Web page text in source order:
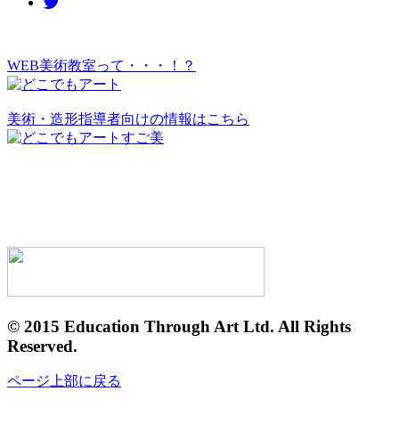
WEB美術教室って・・・！？
美術・造形指導者向けの情報はこちら
© 2015 Education Through Art Ltd. All Rights
Reserved.
ページ上部に戻る